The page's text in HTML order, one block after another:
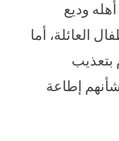
وديع
العائلة، أما
بتعذيب
إطاعة